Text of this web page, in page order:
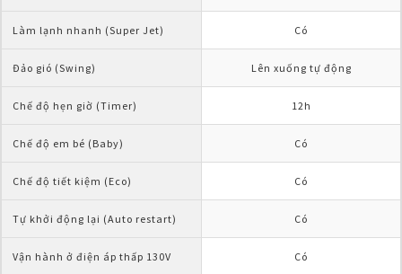
Làm lạnh nhanh (Super Jet) Có
Đảo gió (Swing) Lên xuống tự động
Chế độ hẹn giờ (Timer) 12h
Chế độ em bé (Baby) Có
Chế độ tiết kiệm (Eco) Có
Tự khởi động lại (Auto restart) Có
Vận hành ở điện áp thấp 130V Có